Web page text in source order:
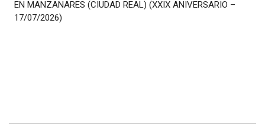
EN MANZANARES (CIUDAD REAL) (XXIX ANIVERSARIO –
17/07/2026)